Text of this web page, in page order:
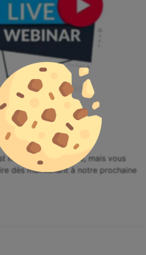
15 Mars 2022
maintenant terminée, mais vous
dès maintenant à notre prochaine